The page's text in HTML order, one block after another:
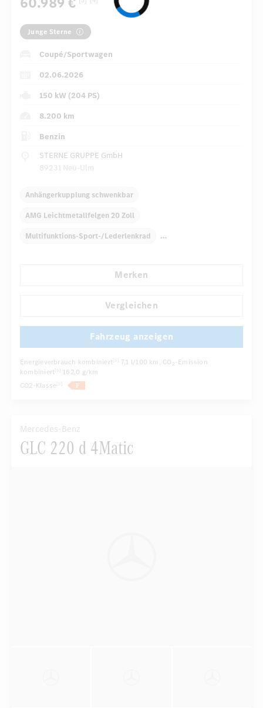
Junge Sterne
Coupé/Sportwagen
02.06.2026
150 kW (204 PS)
8.200 km
Benzin
STERNE GRUPPE GmbH
89231 Neu-Ulm
Anhängerkupplung schwenkbar
AMG Leichtmetallfelgen 20 Zoll
Multifunktions-Sport-/Lederlenkrad
Laderaumabdeckung
Merken
Vergleichen
Fahrzeug anzeigen
Energieverbrauch kombiniert [5] 7,1 l/100 km, CO 2-Emission
kombiniert [5] 162,0 g/km
CO2-Klasse [5]
Mercedes-Benz
GLC 220 d 4Matic